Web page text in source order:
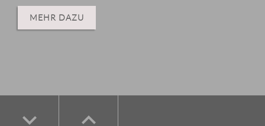
MEHR DAZU
keyboard_arrow_down keyboard_arrow_up